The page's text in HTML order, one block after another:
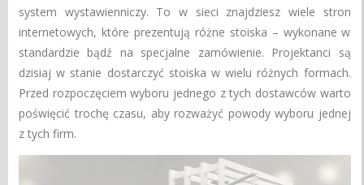
system wystawienniczy. To w sieci znajdziesz wiele stron
internetowych, które prezentują różne stoiska – wykonane w
standardzie bądź na specjalne zamówienie. Projektanci są
dzisiaj w stanie dostarczyć stoiska w wielu różnych formach.
Przed rozpoczęciem wyboru jednego z tych dostawców warto
poświęcić trochę czasu, aby rozważyć powody wyboru jednej
z tych firm.